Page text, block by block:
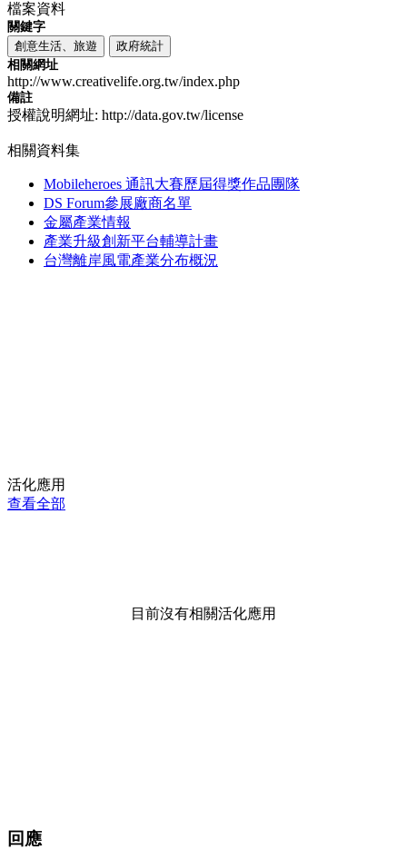
檔案資料
關鍵字
創意生活、旅遊
政府統計
相關網址
http://www.creativelife.org.tw/index.php
備註
授權說明網址: http://data.gov.tw/license
相關資料集
Mobileheroes 通訊大賽歷屆得獎作品團隊
DS Forum參展廠商名單
金屬產業情報
產業升級創新平台輔導計畫
台灣離岸風電產業分布概況
活化應用
查看全部
目前沒有相關活化應用
回應